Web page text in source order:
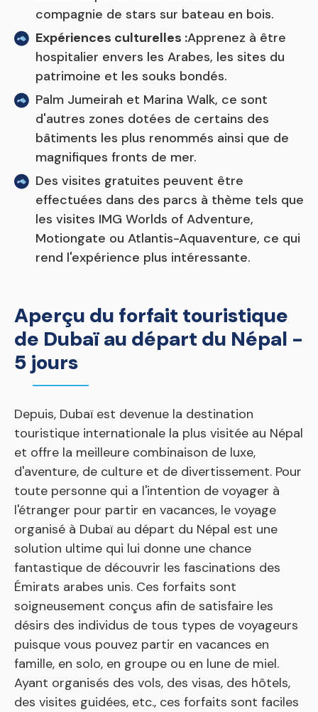
compagnie de stars sur bateau en bois.
Expériences culturelles :Apprenez à être
hospitalier envers les Arabes, les sites du
patrimoine et les souks bondés.
Palm Jumeirah et Marina Walk, ce sont
d'autres zones dotées de certains des
bâtiments les plus renommés ainsi que de
magnifiques fronts de mer.
Des visites gratuites peuvent être
effectuées dans des parcs à thème tels que
les visites IMG Worlds of Adventure,
Motiongate ou Atlantis-Aquaventure, ce qui
rend l'expérience plus intéressante.
Aperçu du forfait touristique
de Dubaï au départ du Népal -
5 jours
Depuis, Dubaï est devenue la destination
touristique internationale la plus visitée au Népal
et offre la meilleure combinaison de luxe,
d'aventure, de culture et de divertissement. Pour
toute personne qui a l'intention de voyager à
l'étranger pour partir en vacances, le voyage
organisé à Dubaï au départ du Népal est une
solution ultime qui lui donne une chance
fantastique de découvrir les fascinations des
Émirats arabes unis. Ces forfaits sont
soigneusement conçus afin de satisfaire les
désirs des individus de tous types de voyageurs
puisque vous pouvez partir en vacances en
famille, en solo, en groupe ou en lune de miel.
Ayant organisés des vols, des visas, des hôtels,
des visites guidées, etc., ces forfaits sont faciles